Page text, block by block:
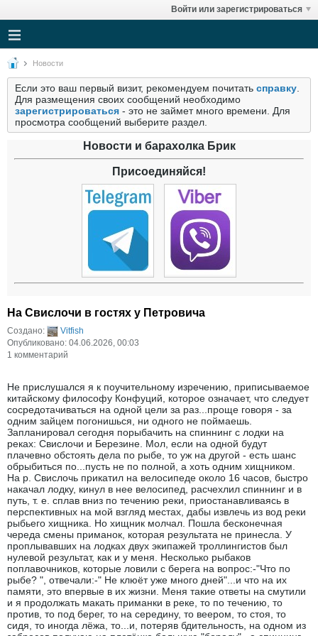
Войти или зарегистрироваться
Новости
Если это ваш первый визит, рекомендуем почитать справку
Для размещения своих сообщений необходимо
зарегистрироваться - это не займет много времени. Для
просмотра сообщений выберите раздел.
Новости и барахолка Брик
Присоединяйся!
На Свислочи в гостях у Петровича
Создано:
Vitfish
Опубликовано: 04.06.2026, 00:03
1 комментарий
Не прислушался я к поучительному изречению, приписываемое
китайскому философу Конфуций, которое означает, что следует
сосредотачиваться на одной цели за раз...проще говоря - за
одним зайцем погонишься, ни одного не поймаешь.
Запланировал сегодня порыбачить на спиннинг с лодки на
реках: Свислочи и Березине. Мол, если на одной будут
плачевно обстоять дела по рыбе, то уж на другой - есть шанс
обрыбиться по...пусть не по полной, а хоть одним хищником.
На р. Свислочь прикатил на велосипеде около 16 часов, быстро
накачал лодку, кинул в нее велосипед, расчехлил спиннинг и в
путь, т. е. сплав вниз по течению реки, приостанавливаясь в
перспективных на мой взгляд местах, дабы извлечь из вод реки
рыбьего хищника. Но хищник молчал. Пошла бесконечная
череда смены приманок, которая результата не принесла. У
проплывавших на лодках двух экипажей троллингистов был
нулевой результат, как и у меня. Несколько рыбаков
поплавочников, которые ловили с берега на вопрос:-"Что по
рыбе? ", отвечали:-" Не клюëт уже много дней"...и что на их
памяти, это впервые в их жизни. Меня такие ответы на смутили
и я продолжать макать приманки в реке, то по течению, то
против, то под берег, то на середину, то веером, то стоя, то
сидя, то иногда лëжа, то...и, потеряв бдительность, на одном из